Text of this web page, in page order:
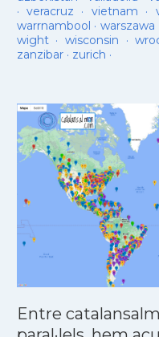
· veracruz · vietnam ·
warrnambool ·warszawa
wight· wisconsin ·
zanzibar· zurich ·
Entre